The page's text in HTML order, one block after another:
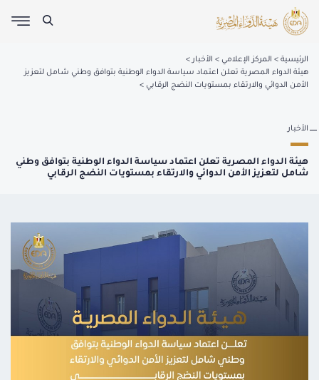
الرئيسية المركز الإعلامي
الأخبار
هيئة الدواء المصرية تعلن اعتماد سياسة الدواء الوطنية بتوافق وطني شامل لتعزيز
الأمن الدوائي والارتقاء بمستويات النضج الرقابي
الأخبار
هيئة الدواء المصرية تعلن اعتماد سياسة الدواء الوطنية بتوافق وطني
شامل لتعزيز الأمن الدوائي والارتقاء بمستويات النضج الرقابي